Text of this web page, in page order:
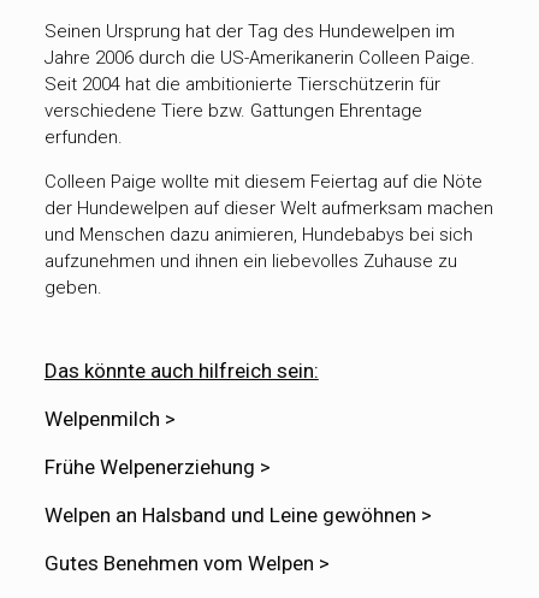
Seinen Ursprung hat der Tag des Hundewelpen im
Jahre 2006 durch die US-Amerikanerin Colleen Paige.
Seit 2004 hat die ambitionierte Tierschützerin für
verschiedene Tiere bzw. Gattungen Ehrentage
erfunden.
Colleen Paige wollte mit diesem Feiertag auf die Nöte
der Hundewelpen auf dieser Welt aufmerksam machen
und Menschen dazu animieren, Hundebabys bei sich
aufzunehmen und ihnen ein liebevolles Zuhause zu
geben.
Das könnte auch hilfreich sein:
Welpenmilch >
Frühe Welpenerziehung >
Welpen an Halsband und Leine gewöhnen >
Gutes Benehmen vom Welpen >